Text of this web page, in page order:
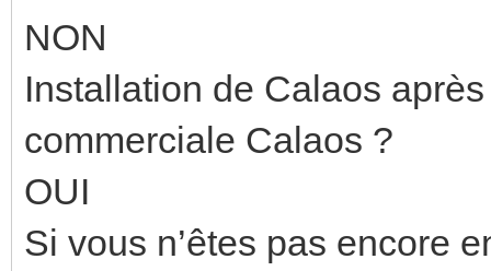
NON
Installation de Calaos
commerciale Calaos ?
OUI
Si vous n’êtes pas encore